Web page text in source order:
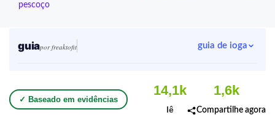
pescoço
guiapor freaktofit guia de ioga
✓ Baseado em evidências
14,1k
lê
1,6k
Compartilhe agora